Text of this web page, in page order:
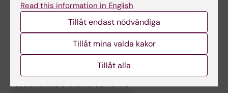
Epidemiologi
Folkhälsovetenskap, global hälsa och socialmedicin
Forskningsämnen:
Metaanalys som ämne
Systematiska översikter som ämne
Read this information in English
Tillåt endast nödvändiga
Tillåt mina valda kakor
Tillåt alla